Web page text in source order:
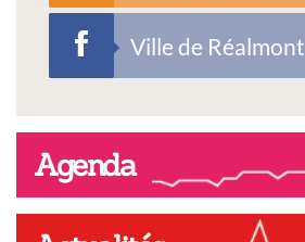
Ville de Réalmont
Agenda